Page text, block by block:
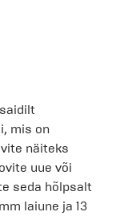
mis on
näiteks
uue või
seda hõlpsalt
laiune ja 13